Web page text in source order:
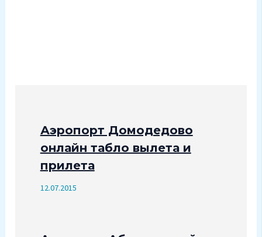
Аэропорт Домодедово
онлайн табло вылета и
прилета
12.07.2015